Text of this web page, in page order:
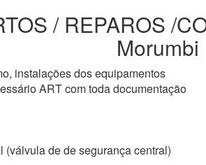
/ REPAROS /
Morumbi
instalações dos equipamentos
ART com toda documentação
de de segurança central)